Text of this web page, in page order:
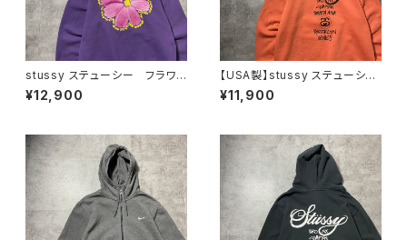
stussy ステューシー フラワ
ー グラフィック バックプリン
ト パープル スウェット パー
¥12,900
【USA製】stussy ステューシ
ー ワールドツアー バックプリ
ント オレンジ スウェット パ
¥11,900